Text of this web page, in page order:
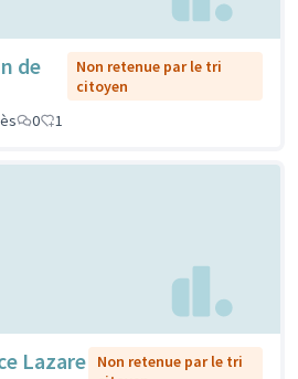
de
Non retenue par le tri
citoyen
0 1
Lazare
Non retenue par le tri